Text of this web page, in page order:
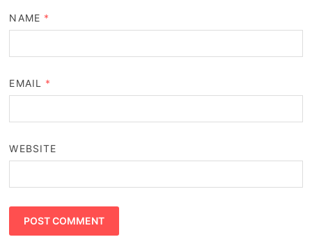
NAME *
EMAIL *
WEBSITE